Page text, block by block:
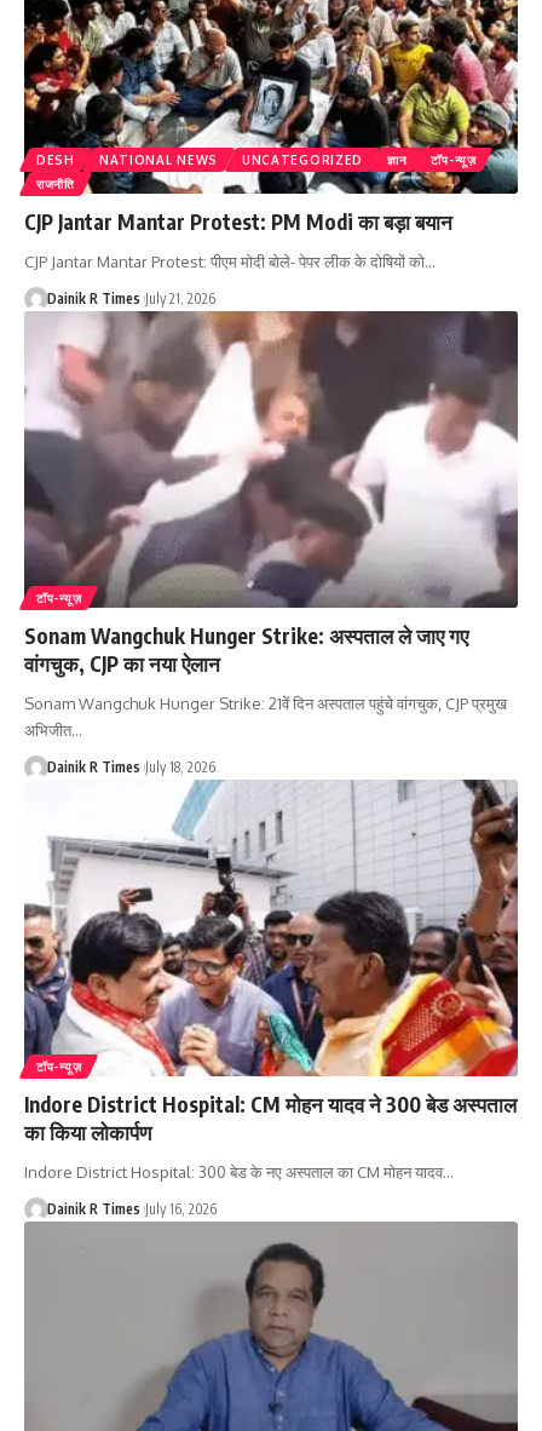
DESH NATIONAL NEWS UNCATEGORIZED ज्ञान
टॉप-न्यूज़
राजनीति
CJP Jantar Mantar Protest: PM Modi का बड़ा बयान
CJP Jantar Mantar Protest: पीएम मोदी बोले- पेपर लीक के दोषियों को…
Dainik R Times July 21, 2026
टॉप-न्यूज़
Sonam Wangchuk Hunger Strike: अस्पताल ले जाए गए
वांगचुक, CJP का नया ऐलान
Sonam Wangchuk Hunger Strike: 21वें दिन अस्पताल पहुंचे वांगचुक, CJP प्रमुख
अभिजीत…
Dainik R Times July 18, 2026
टॉप-न्यूज़
Indore District Hospital: CM मोहन यादव ने 300 बेड अस्पताल
का किया लोकार्पण
Indore District Hospital: 300 बेड के नए अस्पताल का CM मोहन यादव…
Dainik R Times July 16, 2026